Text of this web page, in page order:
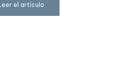
el artículo